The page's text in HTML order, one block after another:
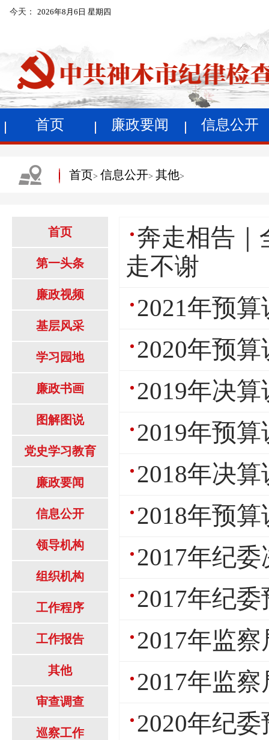
今天： 2026年8月6日 星期四
首页 廉政要闻 信息公开
首页> 信息公开> 其他>
首页
第一头条
廉政视频
基层风采
学习园地
廉政书画
图解图说
党史学习教育
廉政要闻
信息公开
领导机构
组织机构
工作程序
工作报告
其他
审查调查
巡察工作
奔走相告｜
走不谢
2021年预算
2020年预算
2019年决算
2019年预算
2018年决算
2018年预算
2017年纪
2017年纪
2017年监
2017年监
2020年纪